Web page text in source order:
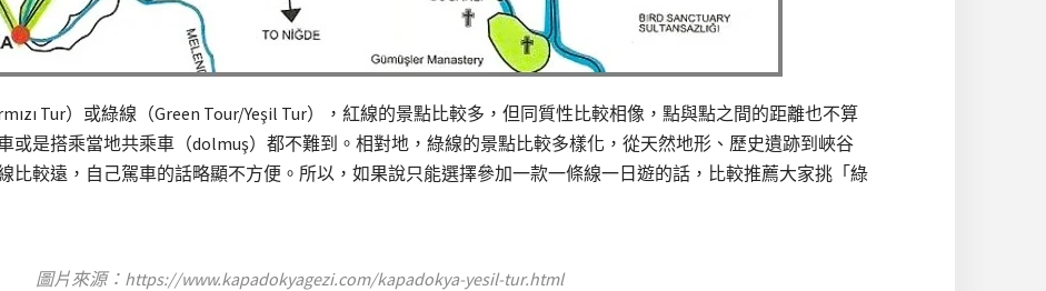
Tur）或綠線（Green Tour/Yeşil Tur），紅線的景點比較多，但同質性比較相像，點與點之間的距離也不算
或是搭乘當地共乘車（dolmuş）都不難到。相對地，綠線的景點比較多樣化，從天然地形、歷史遺跡到峽谷
比較遠，自己駕車的話略顯不方便。所以，如果說只能選擇參加一款一條線一日遊的話，比較推薦大家挑「綠
圖片來源：https://www.kapadokyagezi.com/kapadokya-yesil-tur.html